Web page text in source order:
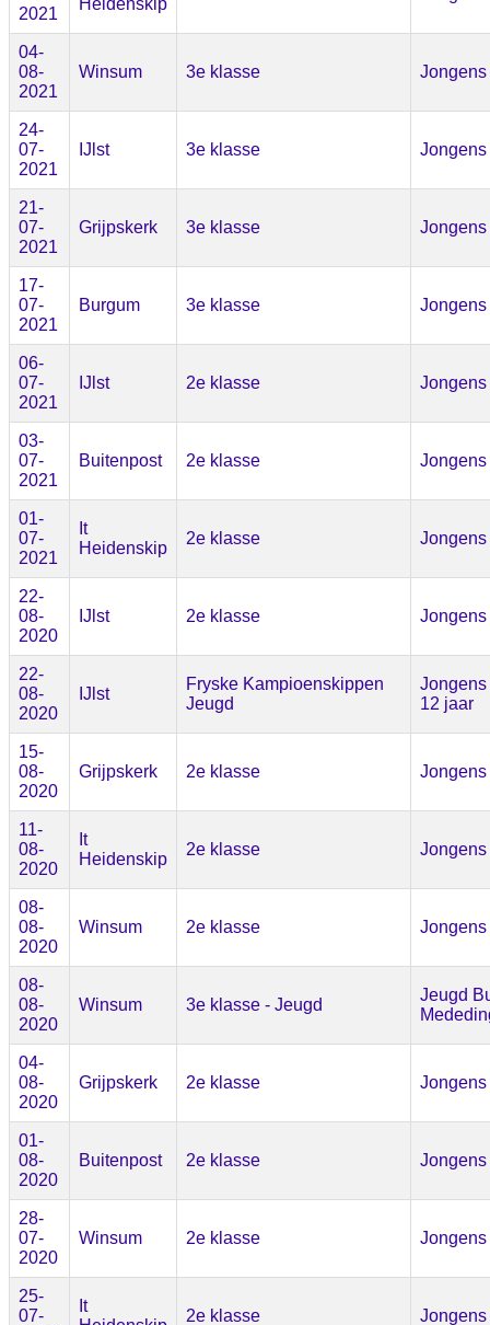
2021
04-
08-
2021
Winsum 3e klasse Jongens
24-
07-
2021
IJlst 3e klasse Jongens
21-
07-
2021
Grijpskerk 3e klasse Jongens
17-
07-
2021
Burgum 3e klasse Jongens
06-
07-
2021
IJlst 2e klasse Jongens
03-
07-
2021
Buitenpost 2e klasse Jongens
01-
07-
2021
It
Heidenskip
2e klasse Jongens
22-
08-
2020
IJlst 2e klasse Jongens
22-
08-
2020
IJlst
Fryske Kampioenskippen
Jeugd
Jongens
12 jaar
15-
08-
2020
Grijpskerk 2e klasse Jongens
11-
08-
2020
It
Heidenskip
2e klasse Jongens
08-
08-
2020
Winsum 2e klasse Jongens
08-
08-
2020
Winsum 3e klasse - Jeugd
Jeugd
04-
08-
2020
Grijpskerk 2e klasse Jongens
01-
08-
2020
Buitenpost 2e klasse Jongens
28-
07-
2020
Winsum 2e klasse Jongens
25-
07-
It
2e klasse Jongens